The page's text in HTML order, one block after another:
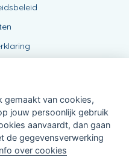
nv
gemaakt van cookies,
jouw persoonlijk gebruik
aanvaardt, dan gaan
de gegevensverwerking
over cookies